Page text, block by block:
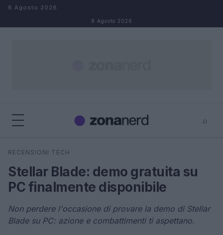
Salta al contenuto
8 Agosto 2026
8 Agosto 2026
⌕
Cerca
RECENSIONI TECH
Stellar Blade: demo gratuita su
PC finalmente disponibile
Non perdere l'occasione di provare la demo di Stellar
Blade su PC: azione e combattimenti ti aspettano.